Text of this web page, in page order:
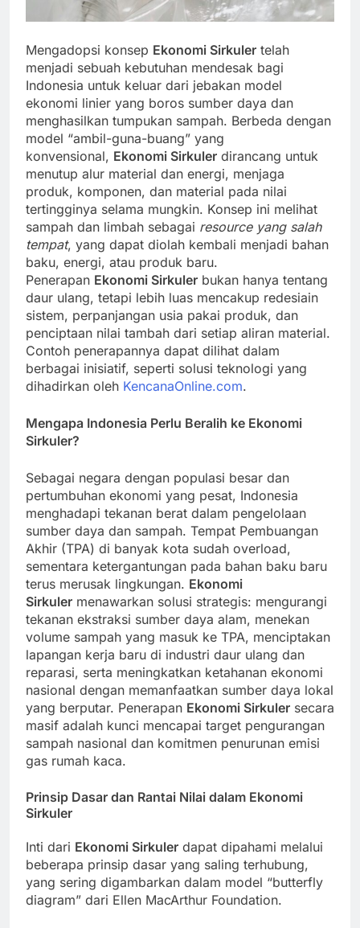
Mengadopsi konsep Ekonomi Sirkuler telah
menjadi sebuah kebutuhan mendesak bagi
Indonesia untuk keluar dari jebakan model
ekonomi linier yang boros sumber daya dan
menghasilkan tumpukan sampah. Berbeda dengan
model “ambil-guna-buang” yang
konvensional, Ekonomi Sirkuler dirancang untuk
menutup alur material dan energi, menjaga
produk, komponen, dan material pada nilai
tertingginya selama mungkin. Konsep ini melihat
sampah dan limbah sebagai resource yang salah
tempat, yang dapat diolah kembali menjadi bahan
baku, energi, atau produk baru.
Penerapan Ekonomi Sirkuler bukan hanya tentang
daur ulang, tetapi lebih luas mencakup redesiain
sistem, perpanjangan usia pakai produk, dan
penciptaan nilai tambah dari setiap aliran material.
Contoh penerapannya dapat dilihat dalam
berbagai inisiatif, seperti solusi teknologi yang
dihadirkan oleh KencanaOnline.com.
Mengapa Indonesia Perlu Beralih ke Ekonomi
Sirkuler?
Sebagai negara dengan populasi besar dan
pertumbuhan ekonomi yang pesat, Indonesia
menghadapi tekanan berat dalam pengelolaan
sumber daya dan sampah. Tempat Pembuangan
Akhir (TPA) di banyak kota sudah overload,
sementara ketergantungan pada bahan baku baru
terus merusak lingkungan. Ekonomi
Sirkuler menawarkan solusi strategis: mengurangi
tekanan ekstraksi sumber daya alam, menekan
volume sampah yang masuk ke TPA, menciptakan
lapangan kerja baru di industri daur ulang dan
reparasi, serta meningkatkan ketahanan ekonomi
nasional dengan memanfaatkan sumber daya lokal
yang berputar. Penerapan Ekonomi Sirkuler secara
masif adalah kunci mencapai target pengurangan
sampah nasional dan komitmen penurunan emisi
gas rumah kaca.
Prinsip Dasar dan Rantai Nilai dalam Ekonomi
Sirkuler
Inti dari Ekonomi Sirkuler dapat dipahami melalui
beberapa prinsip dasar yang saling terhubung,
yang sering digambarkan dalam model “butterfly
diagram” dari Ellen MacArthur Foundation.